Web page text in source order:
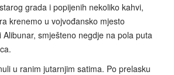
grada i popijenih nekoliko kahvi,
krenemo u vojvođansko mjesto
smješteno negdje na pola puta
u ranim jutarnjim satima. Po prelasku